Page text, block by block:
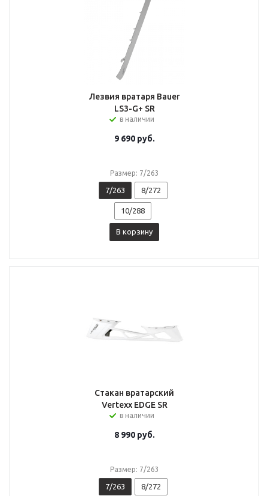
Лезвия вратаря Bauer
LS3-G+ SR
в наличии
9 690руб.
Размер: 7/263
7/263 8/272
10/288
В корзину
Стакан вратарский
Vertexx EDGE SR
в наличии
8 990руб.
Размер: 7/263
7/263 8/272